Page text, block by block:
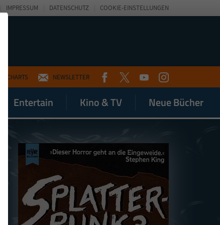
CHARTS NEWSLETTER FACEBOOKTWITTERYOUTUBEINSTAGRAM
Entertain Kino & TV Neue Bücher
IMPRESSUM DATENSCHUTZ COOKIE-EINSTELLUNGEN